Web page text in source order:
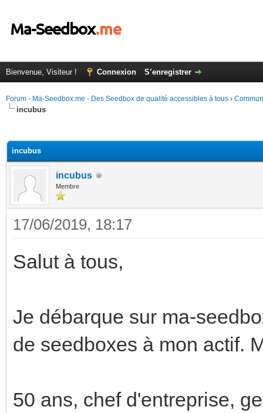
Bienvenue, Visiteur ! Connexion S’enregistrer
Forum - Ma-Seedbox.me - Des Seedbox de qualité accessibles à tous ›
incubus
incubus
incubus
Membre
17/06/2019, 18:17
Salut à tous,
Je débarque sur ma-
de seedboxes à mon actif.
50 ans, chef d'entreprise,